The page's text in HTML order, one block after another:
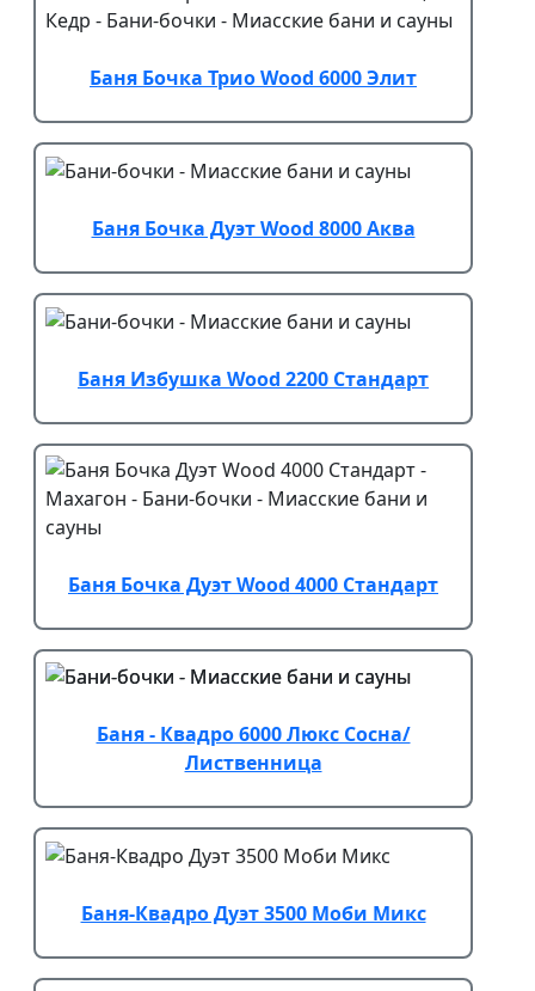
Баня Бочка Трио Wood 6000 Элит
Баня Бочка Дуэт Wood 8000 Аква
Баня Избушка Wood 2200 Стандарт
Баня Бочка Дуэт Wood 4000 Стандарт
Баня - Квадро 6000 Люкс Сосна/
Лиственница
Баня-Квадро Дуэт 3500 Моби Микс